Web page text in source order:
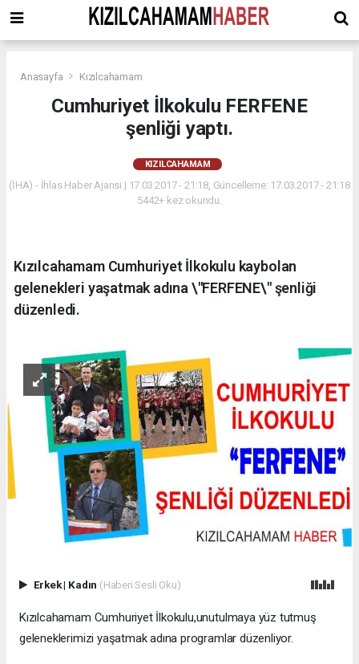
Anasayfa Kızılcahamam
Cumhuriyet İlkokulu FERFENE
şenliği yaptı.
KIZILCAHAMAM
(İHA) - İhlas Haber Ajansı | 17.03.2017 - 21:18, Güncelleme: 17.03.2017 - 21:18
5442+ kez okundu.
Kızılcahamam Cumhuriyet İlkokulu kaybolan
gelenekleri yaşatmak adına \"FERFENE\" şenliği
düzenledi.
Erkek| Kadın (Haberi Sesli Oku)
Kızılcahamam Cumhuriyet İlkokulu,unutulmaya yüz tutmuş
geleneklerimizi yaşatmak adına programlar düzenliyor.